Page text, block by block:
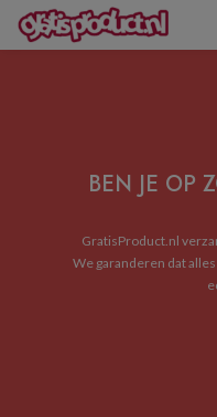
BEN JE OP
GratisProduct.nl
We garanderen dat